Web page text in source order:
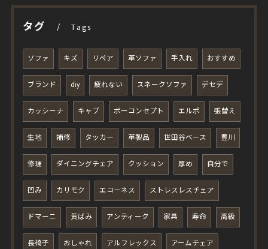
タグ Tags
ソファ キズ リペア 革ソファ 手入れ おすすめ
ブランド diy 疲れない スネークソファ デセデ
カッシーナ キャブ ボーコンセプト エルポ 張替え
生地 補修 タッカー 革製品 世田谷ベース 豊川
修理 ダイニングチェア クッション 厚め 自分で
凹み カリモク エコーネス ストレスレスチェア
ドマーニ 黄ばみ アンティーク 家具 寿命 高級
長椅子 おしゃれ アルフレックス アームチェア